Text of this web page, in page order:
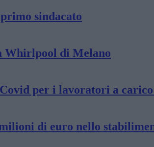
sindacato
Whirlpool di Melano
per i lavoratori a
di euro nello